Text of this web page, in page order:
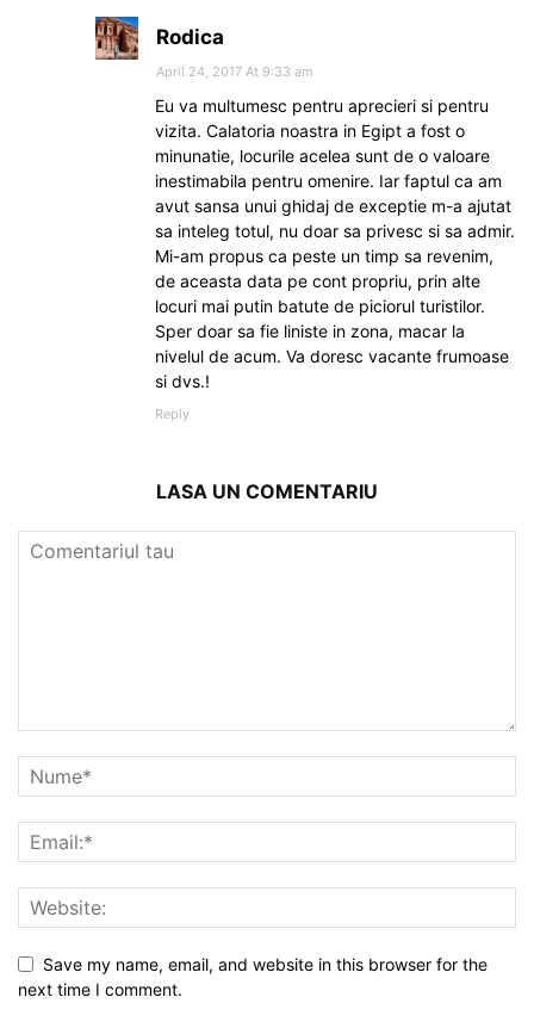
Rodica
April 24, 2017 At 9:33 am
Eu va multumesc pentru aprecieri si pentru
vizita. Calatoria noastra in Egipt a fost o
minunatie, locurile acelea sunt de o valoare
inestimabila pentru omenire. Iar faptul ca am
avut sansa unui ghidaj de exceptie m-a ajutat
sa inteleg totul, nu doar sa privesc si sa admir.
Mi-am propus ca peste un timp sa revenim,
de aceasta data pe cont propriu, prin alte
locuri mai putin batute de piciorul turistilor.
Sper doar sa fie liniste in zona, macar la
nivelul de acum. Va doresc vacante frumoase
si dvs.!
Reply
LASA UN COMENTARIU
Save my name, email, and website in this browser for the
next time I comment.